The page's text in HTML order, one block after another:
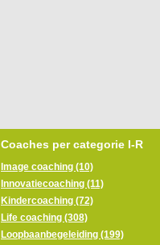
Coaches per categorie I-R
Image coaching (10)
Innovatiecoaching (11)
Kindercoaching (72)
Life coaching (308)
Loopbaanbegeleiding (199)